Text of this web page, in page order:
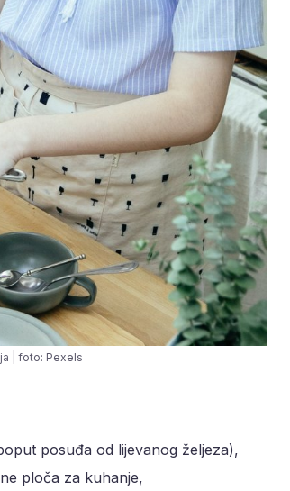
| foto: Pexels
posuđa od lijevanog željeza),
ploča za kuhanje,